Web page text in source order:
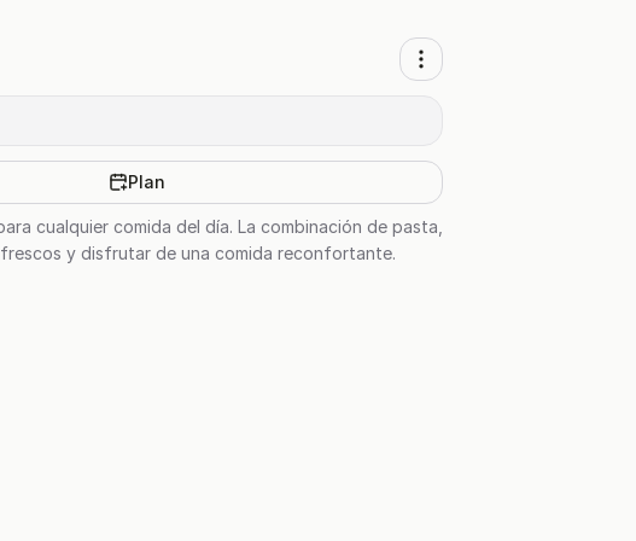
Plan
cualquier comida del día. La combinación de pasta,
y disfrutar de una comida reconfortante.